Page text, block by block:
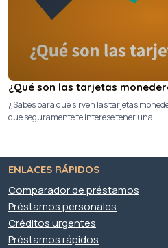
¿Qué son las tarjetas
¿Sabes para qué sirven las tarjetas
que seguramente te interese tener una!
ENLACES RÁPIDOS
Comparador de préstamos
Préstamos personales
Créditos urgentes
Préstamos rápidos